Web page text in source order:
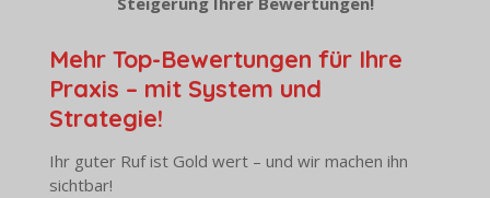
Mehr Top-Bewertungen für Ihre
Praxis – mit System und
Strategie!
Ihr guter Ruf ist Gold wert – und wir machen ihn
sichtbar!